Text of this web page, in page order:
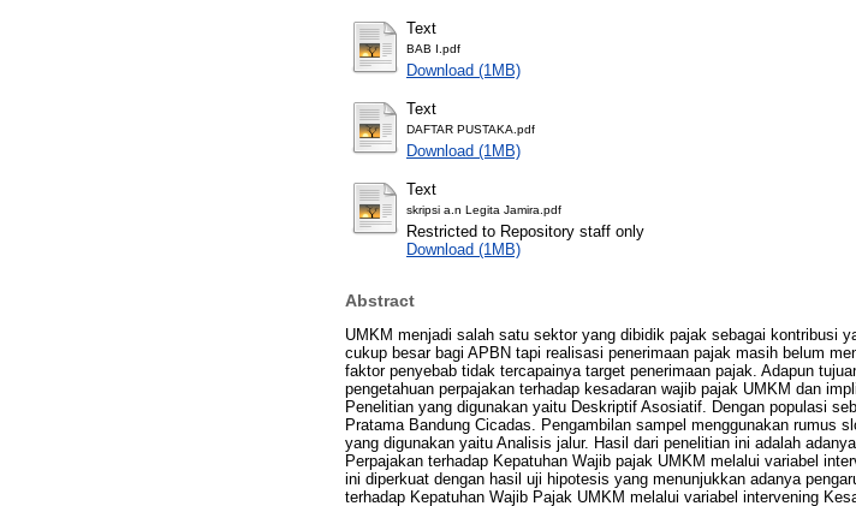
Text
BAB I.pdf
Download (1MB)
Text
DAFTAR PUSTAKA.pdf
Download (1MB)
Text
skripsi a.n Legita Jamira.pdf
Restricted to Repository staff only
Download (1MB)
Abstract
UMKM menjadi salah satu sektor yang dibidik pajak sebagai kontribusi
cukup besar bagi APBN tapi realisasi penerimaan pajak masih belum
faktor penyebab tidak tercapainya target penerimaan pajak. Adapun
pengetahuan perpajakan terhadap kesadaran wajib pajak UMKM dan
Penelitian yang digunakan yaitu Deskriptif Asosiatif. Dengan populasi
Pratama Bandung Cicadas. Pengambilan sampel menggunakan rumus
yang digunakan yaitu Analisis jalur. Hasil dari penelitian ini adalah
Perpajakan terhadap Kepatuhan Wajib pajak UMKM melalui variabel
ini diperkuat dengan hasil uji hipotesis yang menunjukkan adanya
terhadap Kepatuhan Wajib Pajak UMKM melalui variabel intervening